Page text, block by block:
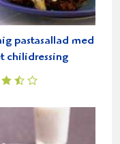
pastasallad med
chilidressing